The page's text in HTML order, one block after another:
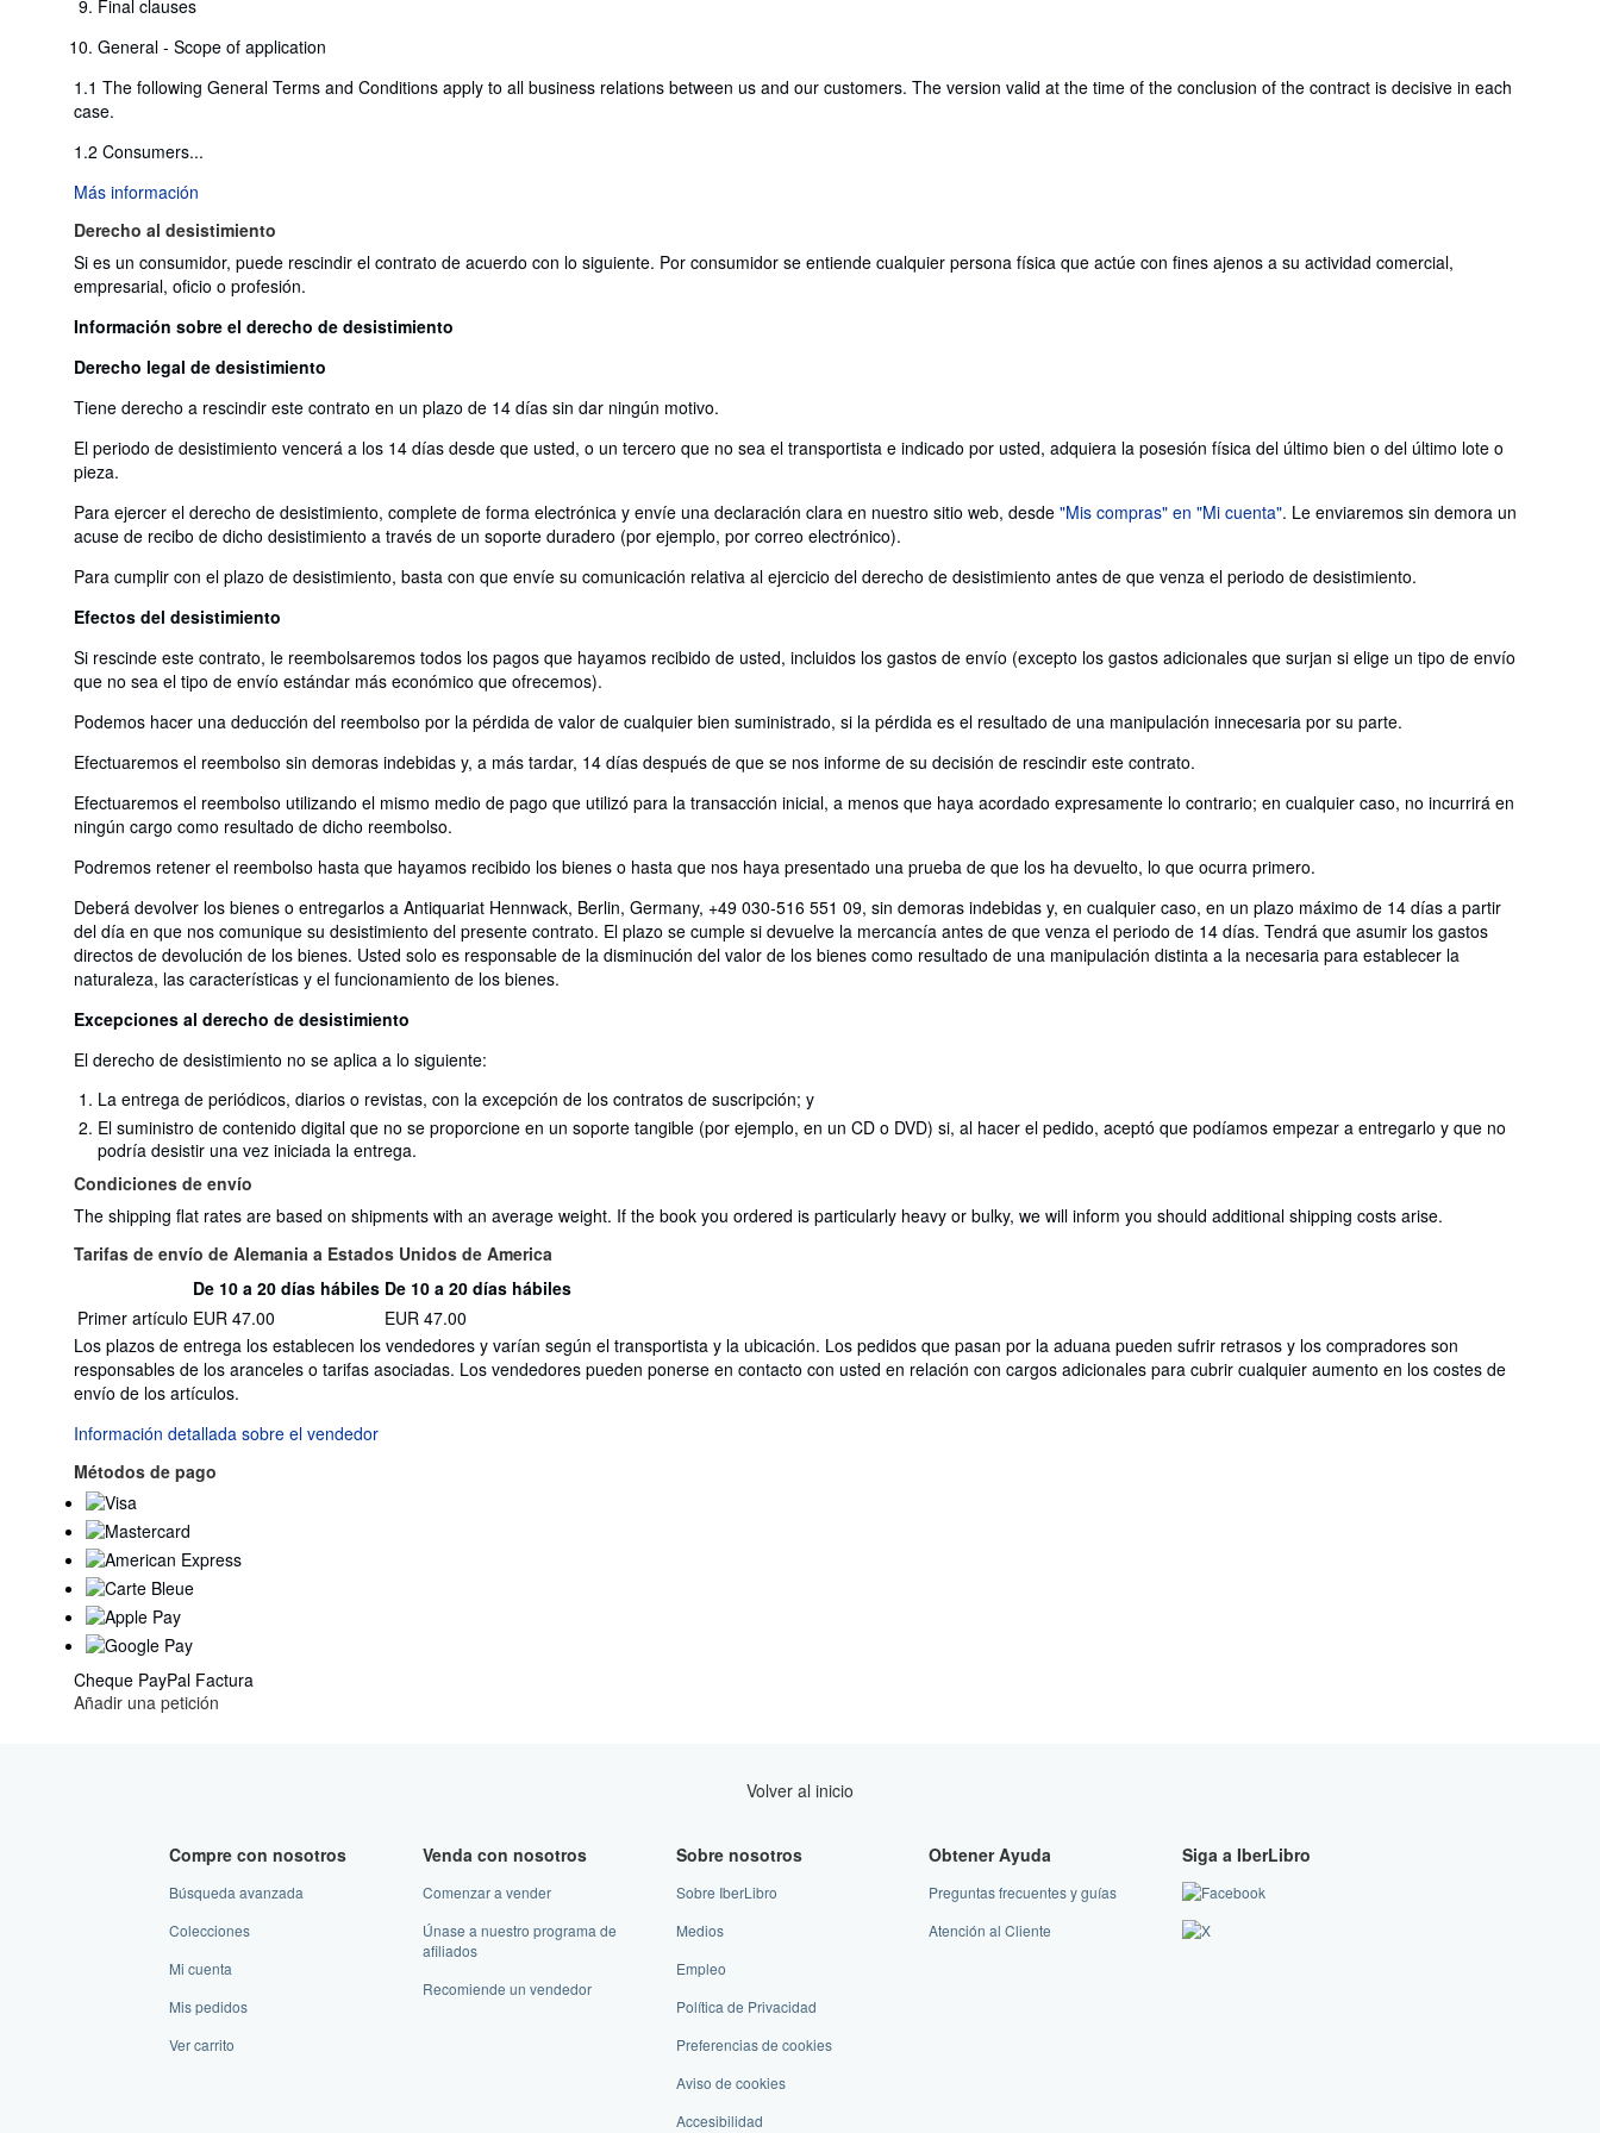
Final clauses
General - Scope of application
1.1 The following General Terms and Conditions apply to all business relations between us and our customers. The version valid at the time of the conclusion of the contract is decisive in each
case.
1.2 Consumers...
Más información
Derecho al desistimiento
Si es un consumidor, puede rescindir el contrato de acuerdo con lo siguiente. Por consumidor se entiende cualquier persona física que actúe con fines ajenos a su actividad comercial,
empresarial, oficio o profesión.
Información sobre el derecho de desistimiento
Derecho legal de desistimiento
Tiene derecho a rescindir este contrato en un plazo de 14 días sin dar ningún motivo.
El periodo de desistimiento vencerá a los 14 días desde que usted, o un tercero que no sea el transportista e indicado por usted, adquiera la posesión física del último bien o del último lote o
pieza.
Para ejercer el derecho de desistimiento, complete de forma electrónica y envíe una declaración clara en nuestro sitio web, desde "Mis compras" en "Mi cuenta". Le enviaremos sin demora un
acuse de recibo de dicho desistimiento a través de un soporte duradero (por ejemplo, por correo electrónico).
Para cumplir con el plazo de desistimiento, basta con que envíe su comunicación relativa al ejercicio del derecho de desistimiento antes de que venza el periodo de desistimiento.
Efectos del desistimiento
Si rescinde este contrato, le reembolsaremos todos los pagos que hayamos recibido de usted, incluidos los gastos de envío (excepto los gastos adicionales que surjan si elige un tipo de envío
que no sea el tipo de envío estándar más económico que ofrecemos).
Podemos hacer una deducción del reembolso por la pérdida de valor de cualquier bien suministrado, si la pérdida es el resultado de una manipulación innecesaria por su parte.
Efectuaremos el reembolso sin demoras indebidas y, a más tardar, 14 días después de que se nos informe de su decisión de rescindir este contrato.
Efectuaremos el reembolso utilizando el mismo medio de pago que utilizó para la transacción inicial, a menos que haya acordado expresamente lo contrario; en cualquier caso, no incurrirá en
ningún cargo como resultado de dicho reembolso.
Podremos retener el reembolso hasta que hayamos recibido los bienes o hasta que nos haya presentado una prueba de que los ha devuelto, lo que ocurra primero.
Deberá devolver los bienes o entregarlos a Antiquariat Hennwack, Berlin, Germany, +49 030-516 551 09, sin demoras indebidas y, en cualquier caso, en un plazo máximo de 14 días a partir
del día en que nos comunique su desistimiento del presente contrato. El plazo se cumple si devuelve la mercancía antes de que venza el periodo de 14 días. Tendrá que asumir los gastos
directos de devolución de los bienes. Usted solo es responsable de la disminución del valor de los bienes como resultado de una manipulación distinta a la necesaria para establecer la
naturaleza, las características y el funcionamiento de los bienes.
Excepciones al derecho de desistimiento
El derecho de desistimiento no se aplica a lo siguiente:
La entrega de periódicos, diarios o revistas, con la excepción de los contratos de suscripción; y
El suministro de contenido digital que no se proporcione en un soporte tangible (por ejemplo, en un CD o DVD) si, al hacer el pedido, aceptó que podíamos empezar a entregarlo y que no
podría desistir una vez iniciada la entrega.
Condiciones de envío
The shipping flat rates are based on shipments with an average weight. If the book you ordered is particularly heavy or bulky, we will inform you should additional shipping costs arise.
Tarifas de envío de Alemania a Estados Unidos de America
Tarifas
de
envío
de
Alemania
a
Estados
Unidos
de
America
Cantidad
del
pedido
De 10 a 20 días hábiles De 10 a 20 días hábiles
Primer artículo EUR 47.00
EUR 47.00
Los plazos de entrega los establecen los vendedores y varían según el transportista y la ubicación. Los pedidos que pasan por la aduana pueden sufrir retrasos y los compradores son
responsables de los aranceles o tarifas asociadas. Los vendedores pueden ponerse en contacto con usted en relación con cargos adicionales para cubrir cualquier aumento en los costes de
envío de los artículos.
Información detallada sobre el vendedor
Métodos de pago
Cheque PayPal Factura
Añadir una petición
Volver al inicio
Compre con nosotros
Búsqueda avanzada
Colecciones
Mi cuenta
Mis pedidos
Ver carrito
Venda con nosotros
Comenzar a vender
Únase a nuestro programa de
afiliados
Recomiende un vendedor
Sobre nosotros
Sobre IberLibro
Medios
Empleo
Política de Privacidad
Preferencias de cookies
Aviso de cookies
Accesibilidad
Obtener Ayuda
Preguntas frecuentes y guías
Atención al Cliente
Siga a IberLibro